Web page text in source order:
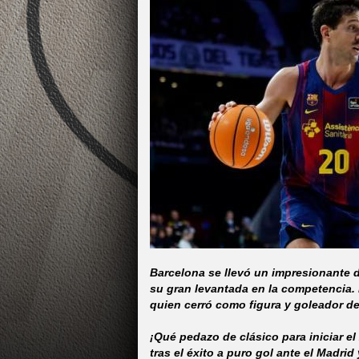
Barcelona se llevó un impresionante
su gran levantada en la
quien cerró como figura y goleador
¡Qué pedazo de clásico para iniciar
tras el éxito a puro gol ante el